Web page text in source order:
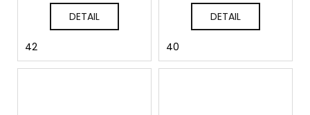
DETAIL
42
DETAIL
40